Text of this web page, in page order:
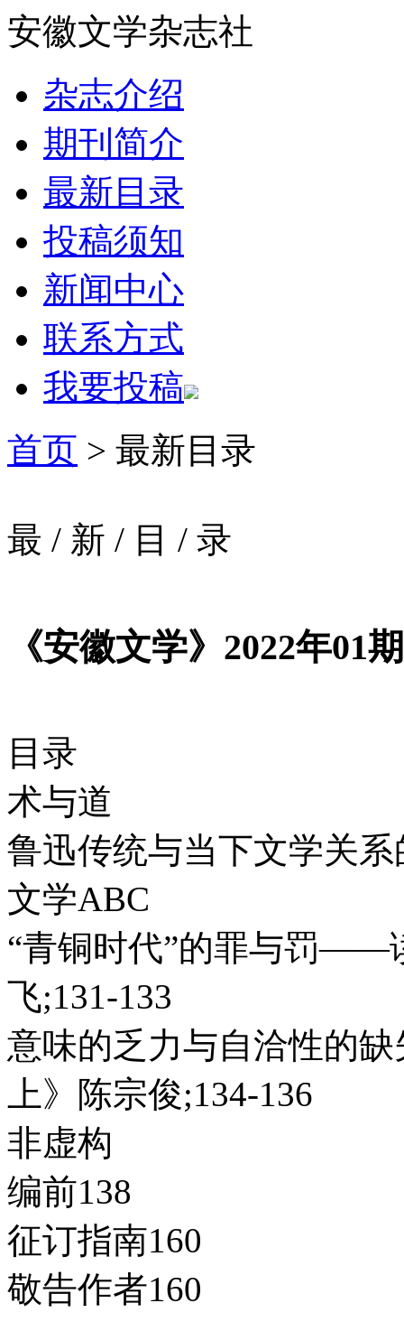
安徽文学杂志社
杂志介绍
期刊简介
最新目录
投稿须知
新闻中心
联系方式
我要投稿
首页 > 最新目录
最 / 新 / 目 / 录
《安徽文学》2022年01期
目录
术与道
鲁迅传统与当下文学关系
文学ABC
“青铜时代”的罪与罚——
飞;131-133
意味的乏力与自洽性的
上》陈宗俊;134-136
非虚构
编前138
征订指南160
敬告作者160